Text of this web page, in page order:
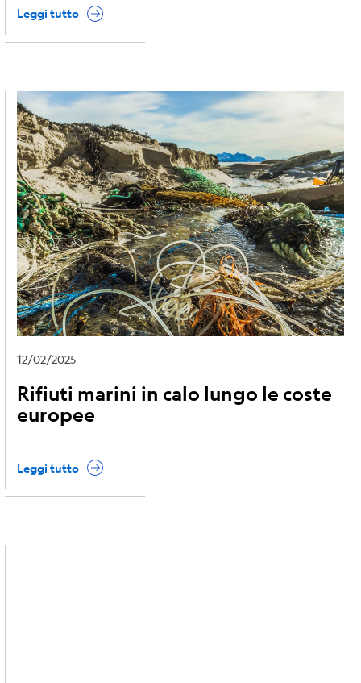
Leggi tutto
12/02/2025
Rifiuti marini in calo lungo le coste
europee
Leggi tutto